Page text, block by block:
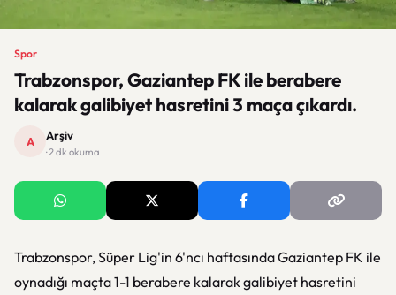
Spor
Trabzonspor, Gaziantep FK ile berabere
kalarak galibiyet hasretini 3 maça çıkardı.
A Arşiv
· 2 dk okuma
Trabzonspor, Süper Lig'in 6'ncı haftasında Gaziantep FK ile
oynadığı maçta 1-1 berabere kalarak galibiyet hasretini